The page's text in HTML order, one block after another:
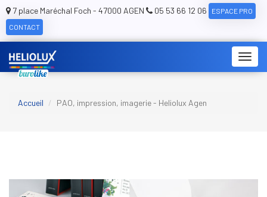
7 place Maréchal Foch - 47000 AGEN 05 53 66 12 06
ESPACE PRO
CONTACT
Accueil PAO, impression, imagerie - Heliolux Agen